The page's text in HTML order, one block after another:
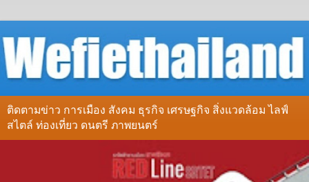
ติดตามข่าว การเมือง สังคม ธุรกิจ เศรษฐกิจ สิ่งแวดล้อม ไลฟ์
สไตล์ ท่องเที่ยว ดนตรี ภาพยนตร์